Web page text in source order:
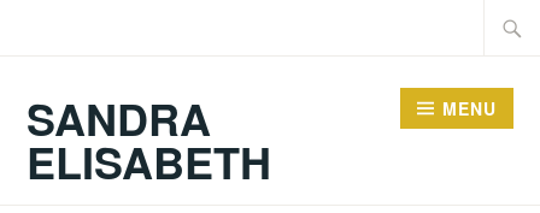
SANDRA
ELISABETH
MENU